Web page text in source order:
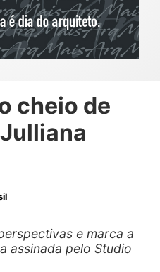
cheio de
e marca a
assinada pelo Studio